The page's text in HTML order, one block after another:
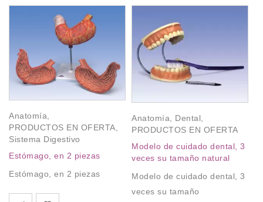
Anatomía
PRODUCTOS EN OFERTA
Sistema Digestivo
Estómago, en 2 piezas
Estómago, en 2 piezas
Anatomía Dental
PRODUCTOS EN OFERTA
Modelo de cuidado dental, 3
veces su tamaño natural
Modelo de cuidado dental, 3
veces su tamaño